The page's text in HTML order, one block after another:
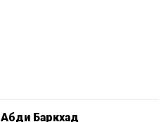
Абди Баркхад